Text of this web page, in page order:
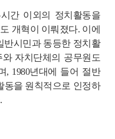
간 이외의 정치활동을
개혁이 이뤄졌다. 이에
반시민과 동등한 정치활
자치단체의 공무원도
, 1980년대에 들어 절반
동을 원칙적으로 인정하